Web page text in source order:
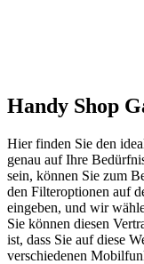
Handy Shop
Hier finden Sie den
genau auf Ihre
sein, können Sie zum
den Filteroptionen auf
eingeben, und wir
Sie können diesen
ist, dass Sie auf diese
verschiedenen